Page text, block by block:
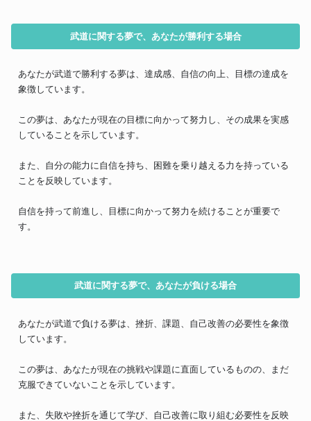
武道に関する夢で、あなたが勝利する場合
あなたが武道で勝利する夢は、達成感、自信の向上、目標の達成を
象徴しています。
この夢は、あなたが現在の目標に向かって努力し、その成果を実感
していることを示しています。
また、自分の能力に自信を持ち、困難を乗り越える力を持っている
ことを反映しています。
自信を持って前進し、目標に向かって努力を続けることが重要で
す。
武道に関する夢で、あなたが負ける場合
あなたが武道で負ける夢は、挫折、課題、自己改善の必要性を象徴
しています。
この夢は、あなたが現在の挑戦や課題に直面しているものの、まだ
克服できていないことを示しています。
また、失敗や挫折を通じて学び、自己改善に取り組む必要性を反映